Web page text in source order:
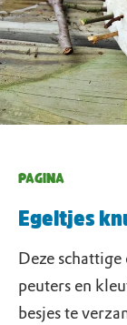
PAGINA
Egeltjes
Deze
peuters en
besjes te